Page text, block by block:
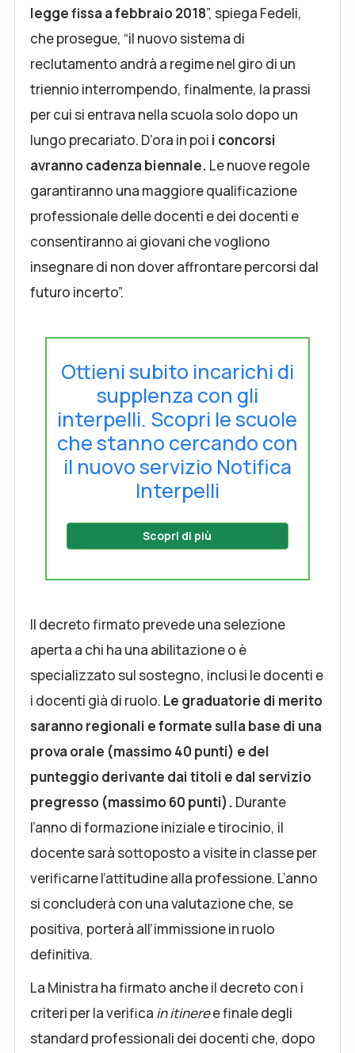
legge fissa a febbraio 2018”, spiega Fedeli,
che prosegue, “il nuovo sistema di
reclutamento andrà a regime nel giro di un
triennio interrompendo, finalmente, la prassi
per cui si entrava nella scuola solo dopo un
lungo precariato. D’ora in poi i concorsi
avranno cadenza biennale. Le nuove regole
garantiranno una maggiore qualificazione
professionale delle docenti e dei docenti e
consentiranno ai giovani che vogliono
insegnare di non dover affrontare percorsi dal
futuro incerto”.
Ottieni subito incarichi di
supplenza con gli
interpelli. Scopri le scuole
che stanno cercando con
il nuovo servizio Notifica
Interpelli
Scopri di più
Il decreto firmato prevede una selezione
aperta a chi ha una abilitazione o è
specializzato sul sostegno, inclusi le docenti e
i docenti già di ruolo. Le graduatorie di merito
saranno regionali e formate sulla base di una
prova orale (massimo 40 punti) e del
punteggio derivante dai titoli e dal servizio
pregresso (massimo 60 punti). Durante
l’anno di formazione iniziale e tirocinio, il
docente sarà sottoposto a visite in classe per
verificarne l’attitudine alla professione. L’anno
si concluderà con una valutazione che, se
positiva, porterà all’immissione in ruolo
definitiva.
La Ministra ha firmato anche il decreto con i
criteri per la verifica in itineree finale degli
standard professionali dei docenti che, dopo